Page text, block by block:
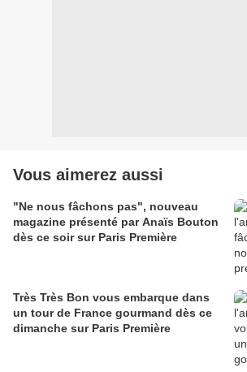
Vous aimerez aussi
"Ne nous fâchons pas", nouveau
magazine présenté par Anaïs Bouton
dès ce soir sur Paris Première
Très Très Bon vous embarque dans
un tour de France gourmand dès ce
dimanche sur Paris Première